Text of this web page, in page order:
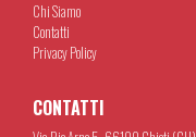
Chi Siamo
Contatti
Privacy Policy
CONTATTI